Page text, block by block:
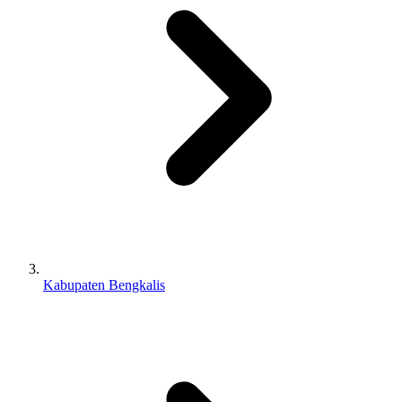
Kabupaten Bengkalis